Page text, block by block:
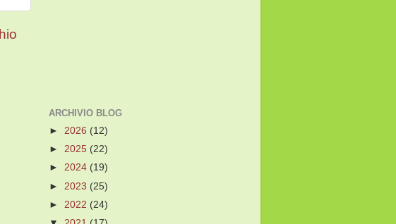
ARCHIVIO BLOG
► 2026 (12)
► 2025 (22)
► 2024 (19)
► 2023 (25)
► 2022 (24)